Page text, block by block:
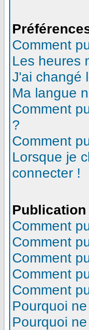
Comment
Les heures
J'ai changé
Ma langue
Comment
?
Comment
Lorsque je
connecter !
Publication
Comment
Comment
Comment
Comment
Comment
Pourquoi
Pourquoi